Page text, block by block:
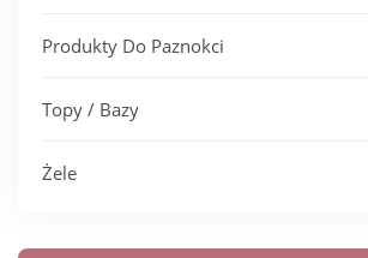
Produkty Do Paznokci
Topy / Bazy
Żele